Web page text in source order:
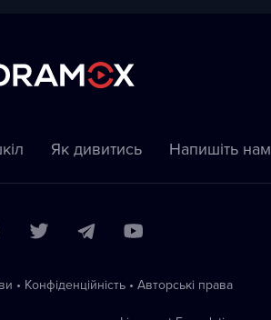
Як дивитись Напишіть нам
• Конфіденційність • Автoрські права